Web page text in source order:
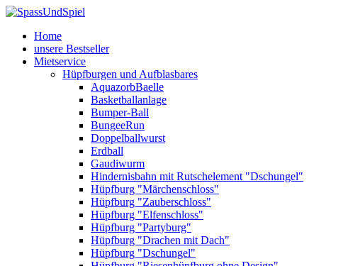
Home
unsere Bestseller
Mietservice
Hüpfburgen und Aufblasbares
AquazorbBaelle
Basketballanlage
Bumper-Ball
BungeeRun
Doppelballwurst
Erdball
Gaudiwurm
Hindernisbahn mit Rutschelement "Dschungel"
Hüpfburg "Märchenschloss"
Hüpfburg "Zauberschloss"
Hüpfburg "Elfenschloss"
Hüpfburg "Partyburg"
Hüpfburg "Drachen mit Dach"
Hüpfburg "Dschungel"